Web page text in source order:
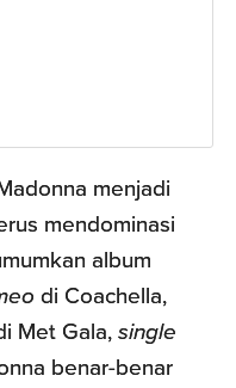
menjadi
mendominasi
album
di Coachella,
Met Gala,single
benar-benar